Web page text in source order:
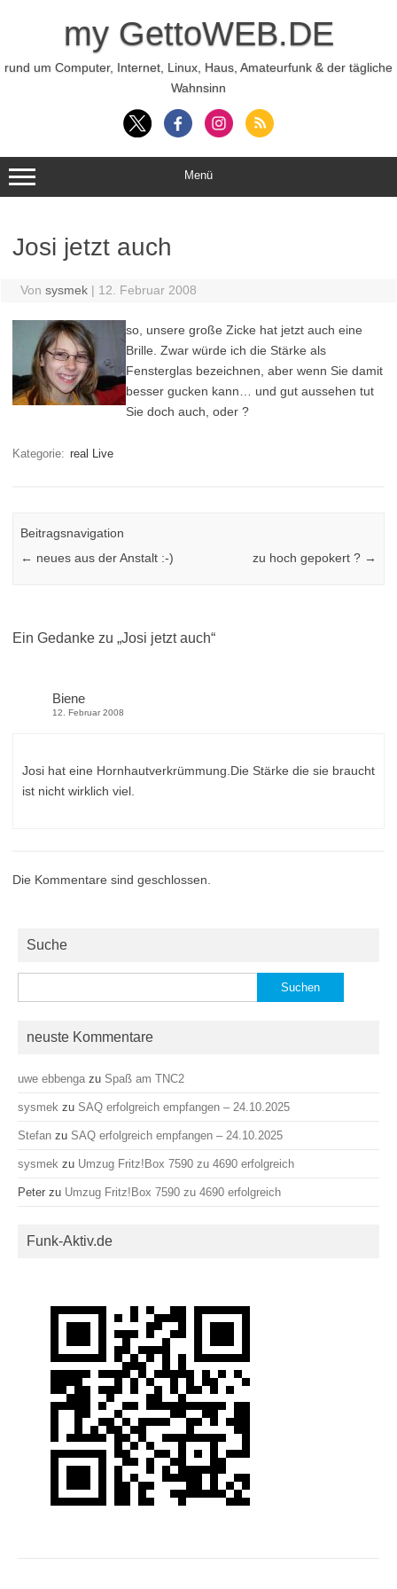
my GettoWEB.DE
rund um Computer, Internet, Linux, Haus, Amateurfunk & der tägliche
Wahnsinn
Menü
Josi jetzt auch
Von sysmek | 12. Februar 2008
so, unsere große Zicke hat jetzt auch eine
Brille. Zwar würde ich die Stärke als
Fensterglas bezeichnen, aber wenn Sie damit
besser gucken kann… und gut aussehen tut
Sie doch auch, oder ?
Kategorie: real Live
Beitragsnavigation
← neues aus der Anstalt :-) zu hoch gepokert ? →
Ein Gedanke zu „Josi jetzt auch“
Biene
12. Februar 2008
Josi hat eine Hornhautverkrümmung.Die Stärke die sie braucht
ist nicht wirklich viel.
Die Kommentare sind geschlossen.
Suche
nach:
neuste Kommentare
uwe ebbenga zu Spaß am TNC2
sysmek zu SAQ erfolgreich empfangen – 24.10.2025
Stefan zu SAQ erfolgreich empfangen – 24.10.2025
sysmek zu Umzug Fritz!Box 7590 zu 4690 erfolgreich
Peter zu Umzug Fritz!Box 7590 zu 4690 erfolgreich
Funk-Aktiv.de